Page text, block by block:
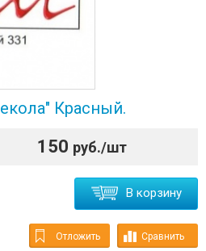
Красный.
150 руб./шт
В корзину
Отложить Сравнить